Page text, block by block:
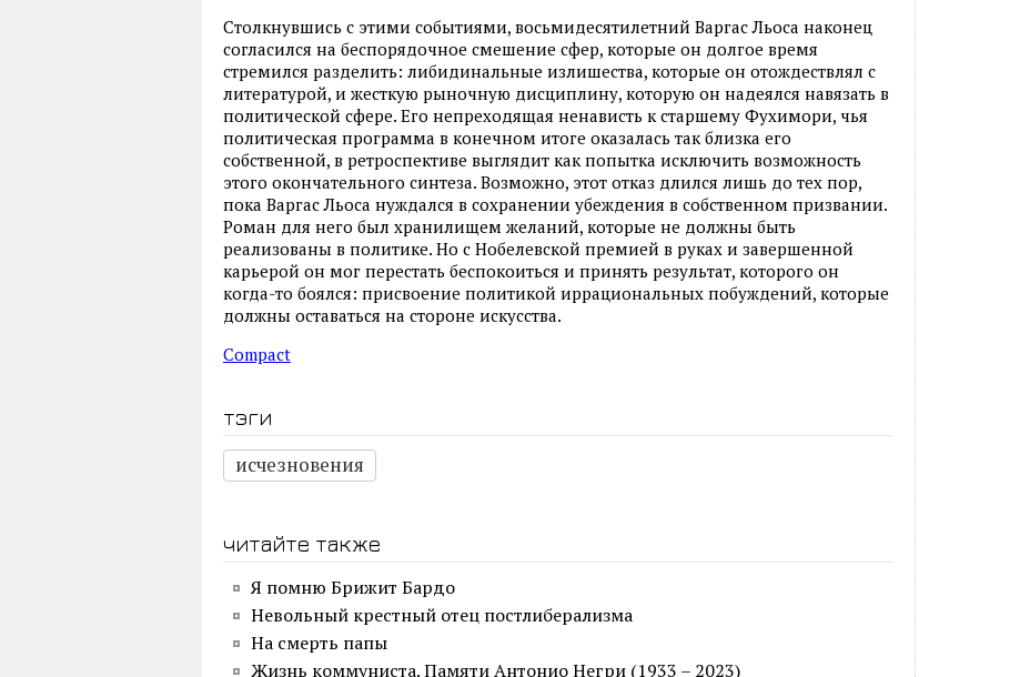
Столкнувшись с этими событиями, восьмидесятилетний Варгас Льоса наконец
согласился на беспорядочное смешение сфер, которые он долгое время
стремился разделить: либидинальные излишества, которые он отождествлял с
литературой, и жесткую рыночную дисциплину, которую он надеялся навязать в
политической сфере. Его непреходящая ненависть к старшему Фухимори, чья
политическая программа в конечном итоге оказалась так близка его
собственной, в ретроспективе выглядит как попытка исключить возможность
этого окончательного синтеза. Возможно, этот отказ длился лишь до тех пор,
пока Варгас Льоса нуждался в сохранении убеждения в собственном призвании.
Роман для него был хранилищем желаний, которые не должны быть
реализованы в политике. Но с Нобелевской премией в руках и завершенной
карьерой он мог перестать беспокоиться и принять результат, которого он
когда-то боялся: присвоение политикой иррациональных побуждений, которые
должны оставаться на стороне искусства.
Compact
тэги
исчезновения
читайте также
Я помню Брижит Бардо
Невольный крестный отец постлиберализма
На смерть папы
Жизнь коммуниста. Памяти Антонио Негри (1933 – 2023)